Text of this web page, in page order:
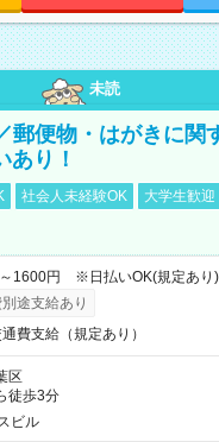
未読
郵便物・はがきに関
あり！
社会人未経験OK 大学生歓迎
1600円 ※日払いOK(規定あり)
途支給あり
費支給（規定あり）
区
徒歩3分
ビル